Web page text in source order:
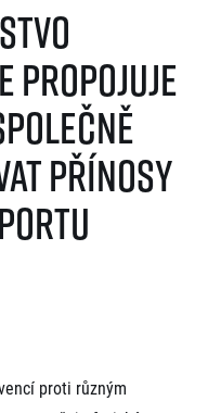
propojuje
přínosy
proti různým